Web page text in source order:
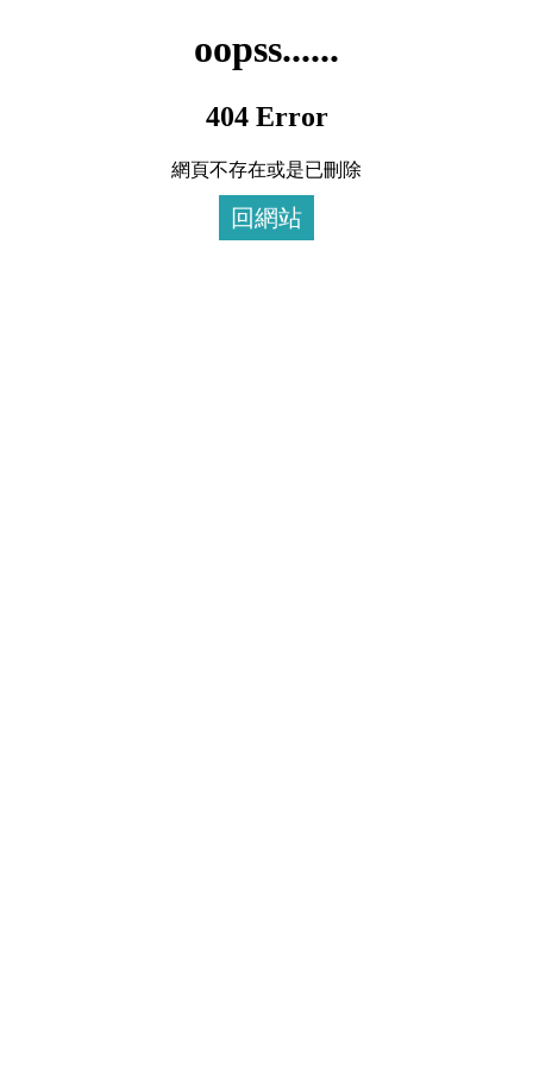
oopss......
404 Error
網頁不存在或是已刪除
回網站